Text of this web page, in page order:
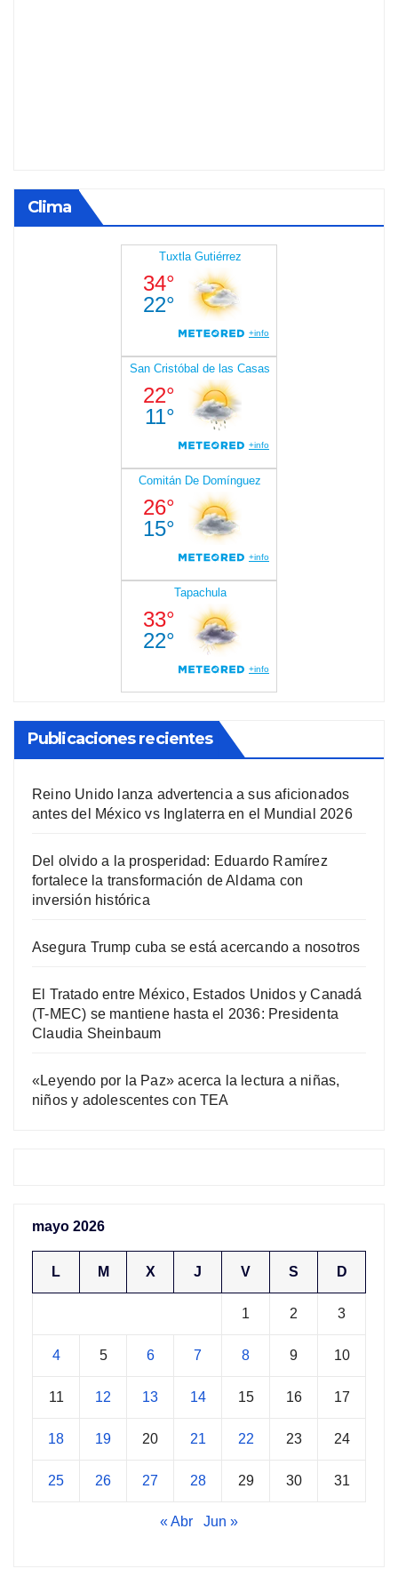
Clima
Publicaciones recientes
Reino Unido lanza advertencia a sus aficionados
antes del México vs Inglaterra en el Mundial 2026
Del olvido a la prosperidad: Eduardo Ramírez
fortalece la transformación de Aldama con
inversión histórica
Asegura Trump cuba se está acercando a nosotros
El Tratado entre México, Estados Unidos y Canadá
(T-MEC) se mantiene hasta el 2036: Presidenta
Claudia Sheinbaum
«Leyendo por la Paz» acerca la lectura a niñas,
niños y adolescentes con TEA
mayo 2026
L M X J V S D
1 2 3
4 5 6 7 8 9 10
11 12 13 14 15 16 17
18 19 20 21 22 23 24
25 26 27 28 29 30 31
« Abr Jun »